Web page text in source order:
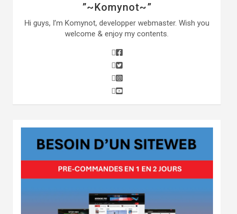
”~Komynot~”
Hi guys, I’m Komynot, developper webmaster. Wish you
welcome & enjoy my contents.